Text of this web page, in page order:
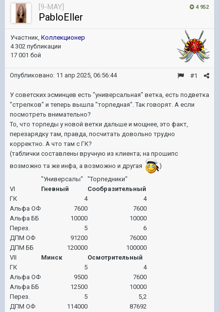
4 952
[9-MAY]
PabloEller
Участник, Коллекционер
4 302 публикации
17 001 бой
#1
Опубликовано: 11 апр 2025, 06:56:44
У советских эсминцев есть "универсальная" ветка, есть подветка
"стрелков" и теперь вышла "торпедная". Так говорят. А если
посмотреть внимательно?
То, что торпеды у новой ветки дальше и мощнее, это факт,
перезарядку там, правда, посчитать довольно трудно
корректно. А что там с ГК?
(таблички составлены вручную из клиента; на прошипс
возможно та же инфа, а возможно и другая
)
"Универсалы"
"Торпедники"
VI
Гневный
Сообразительный
ГК
4
4
Альфа ОФ
7600
7600
Альфа ББ
10000
10000
Перез.
5
6
ДПМ ОФ
91200
76000
ДПМ ББ
120000
100000
VII
Минск
Осмотрительный
ГК
5
4
Альфа ОФ
9500
7600
Альфа ББ
12500
10000
Перез.
5
5,2
ДПМ ОФ
114000
87692